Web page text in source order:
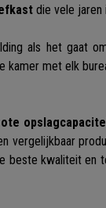
die vele jaren
als het gaat
kamer met elk
vergelijkbaar
beste kwaliteit en